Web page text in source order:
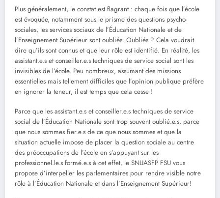
Plus généralement, le constat est flagrant : chaque fois que l’école
est évoquée, notamment sous le prisme des questions psycho-
sociales, les services sociaux de l’Éducation Nationale et de
l’Enseignement Supérieur sont oubliés. Oubliés ? Cela voudrait
dire qu’ils sont connus et que leur rôle est identifié. En réalité, les
assistant.e.s et conseiller.e.s techniques de service social sont les
invisibles de l’école. Peu nombreux, assumant des missions
essentielles mais tellement difficiles que l’opinion publique préfère
en ignorer la teneur, il est temps que cela cesse !
Parce que les assistant.e.s et conseiller.e.s techniques de service
social de l’Éducation Nationale sont trop souvent oublié.e.s, parce
que nous sommes fier.e.s de ce que nous sommes et que la
situation actuelle impose de placer la question sociale au centre
des préoccupations de l’école en s’appuyant sur les
professionnel.le.s formé.e.s à cet effet, le SNUASFP FSU vous
propose d’interpeller les parlementaires pour rendre visible notre
rôle à l’Éducation Nationale et dans l’Enseignement Supérieur!